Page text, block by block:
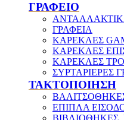
ΓΡΑΦΕΙΟ
ΓΡΑΦΕΙΑ
ΚΑΡΕΚΛΕΣ
ΚΑΡΕΚΛΕΣ
ΚΑΡΕΚΛΕΣ
ΣΥΡΤΑΡΙΕΡΕΣ
ΤΑΚΤΟΠΟΙΗΣΗ
ΕΠΙΠΛΑ
ΒΙΒΛΙΟΘΗΚΕΣ,